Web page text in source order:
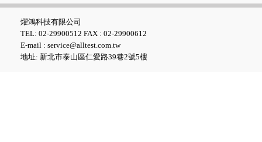
燿鴻科技有限公司
TEL: 02-29900512 FAX : 02-29900612
E-mail : service@alltest.com.tw
地址: 新北市泰山區仁愛路39巷2號5樓